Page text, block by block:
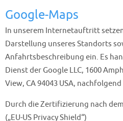
Google-Maps
In unserem Internetauftritt
Darstellung unseres Standorts
Anfahrtsbeschreibung ein. Es
Dienst der Google LLC, 1600
View, CA 94043 USA,
Durch die Zertifizierung nach
(„EU-US Privacy Shield“)